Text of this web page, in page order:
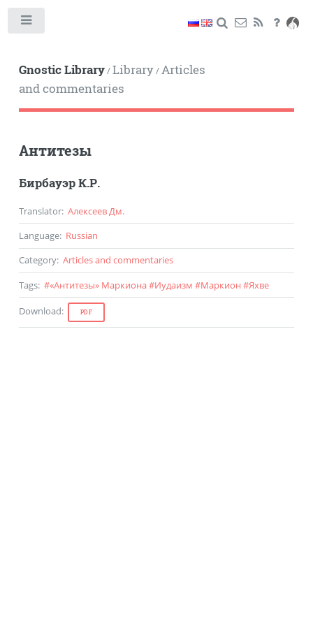
Gnostic Library/Library/Articles
and commentaries
Антитезы
Бирбауэр К.Р.
Translator: Алексеев Дм.
Language: Russian
Category: Articles and commentaries
Tags: #«Антитезы» Маркиона#Иудаизм #Маркион #Яхве
Download: PDF